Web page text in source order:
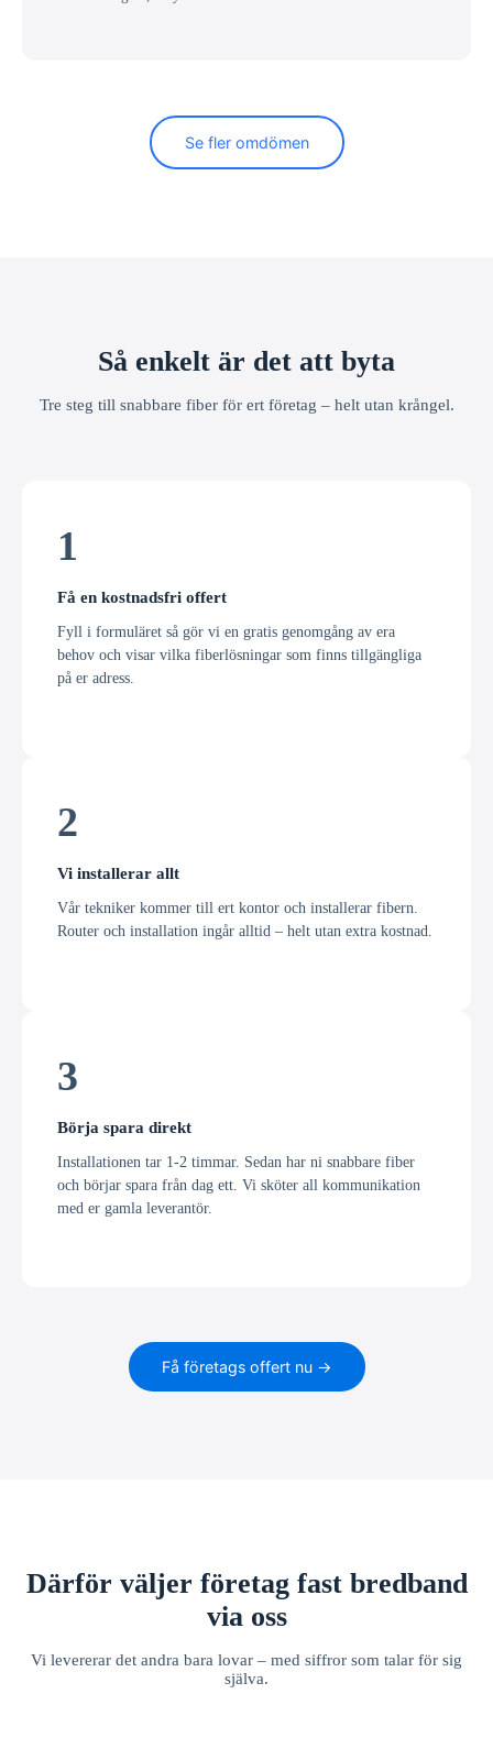
Se fler omdömen
Så enkelt är det att byta
Tre steg till snabbare fiber för ert företag – helt utan krångel.
1
Få en kostnadsfri offert
Fyll i formuläret så gör vi en gratis genomgång av era
behov och visar vilka fiberlösningar som finns tillgängliga
på er adress.
2
Vi installerar allt
Vår tekniker kommer till ert kontor och installerar fibern.
Router och installation ingår alltid – helt utan extra kostnad.
3
Börja spara direkt
Installationen tar 1-2 timmar. Sedan har ni snabbare fiber
och börjar spara från dag ett. Vi sköter all kommunikation
med er gamla leverantör.
Få företags offert nu →
Därför väljer företag fast bredband
via oss
Vi levererar det andra bara lovar – med siffror som talar för sig
själva.